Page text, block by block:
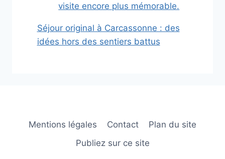
Séjour original à Carcassonne : des
idées hors des sentiers battus
Mentions légales Contact
Plan du site
Publiez sur ce site